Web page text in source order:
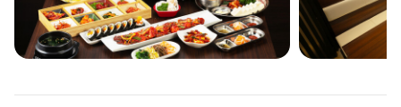
1日に担当していただくテーブル数は平均10〜12卓ほどです。ピ
ークタイムはスタッフ同士で協力し合いながら業務を進めるた
ており、無理なく働きやすいシフトを組むことができます。家庭
や学業と両立されているスタッフも多く、プライベートとのバラ
ンスも取りやすい環境です。